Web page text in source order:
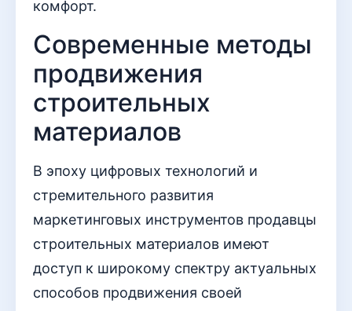
комфорт.
Современные методы
продвижения
строительных
материалов
В эпоху цифровых технологий и
стремительного развития
маркетинговых инструментов продавцы
строительных материалов имеют
доступ к широкому спектру актуальных
способов продвижения своей